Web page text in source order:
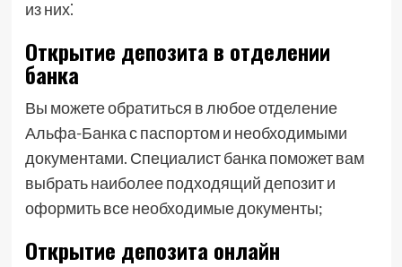
из них⁚
Открытие депозита в отделении
банка
Вы можете обратиться в любое отделение
Альфа-Банка с паспортом и необходимыми
документами. Специалист банка поможет вам
выбрать наиболее подходящий депозит и
оформить все необходимые документы;
Открытие депозита онлайн